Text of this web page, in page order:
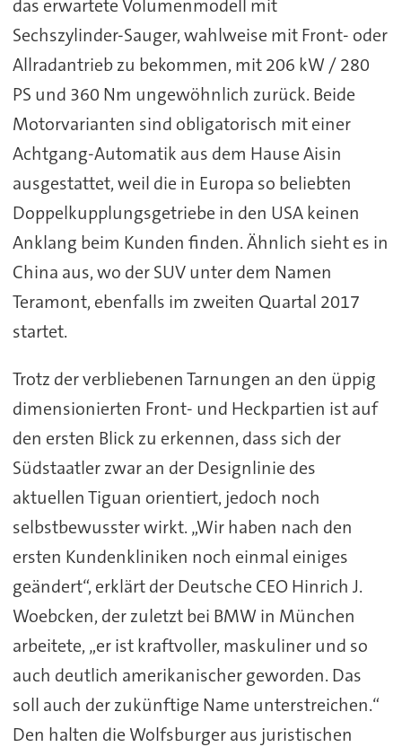
das erwartete Volumenmodell mit
Sechszylinder-Sauger, wahlweise mit Front- oder
Allradantrieb zu bekommen, mit 206 kW / 280
PS und 360 Nm ungewöhnlich zurück. Beide
Motorvarianten sind obligatorisch mit einer
Achtgang-Automatik aus dem Hause Aisin
ausgestattet, weil die in Europa so beliebten
Doppelkupplungsgetriebe in den USA keinen
Anklang beim Kunden finden. Ähnlich sieht es in
China aus, wo der SUV unter dem Namen
Teramont, ebenfalls im zweiten Quartal 2017
startet.
Trotz der verbliebenen Tarnungen an den üppig
dimensionierten Front- und Heckpartien ist auf
den ersten Blick zu erkennen, dass sich der
Südstaatler zwar an der Designlinie des
aktuellen Tiguan orientiert, jedoch noch
selbstbewusster wirkt. „Wir haben nach den
ersten Kundenkliniken noch einmal einiges
geändert“, erklärt der Deutsche CEO Hinrich J.
Woebcken, der zuletzt bei BMW in München
arbeitete, „er ist kraftvoller, maskuliner und so
auch deutlich amerikanischer geworden. Das
soll auch der zukünftige Name unterstreichen.“
Den halten die Wolfsburger aus juristischen